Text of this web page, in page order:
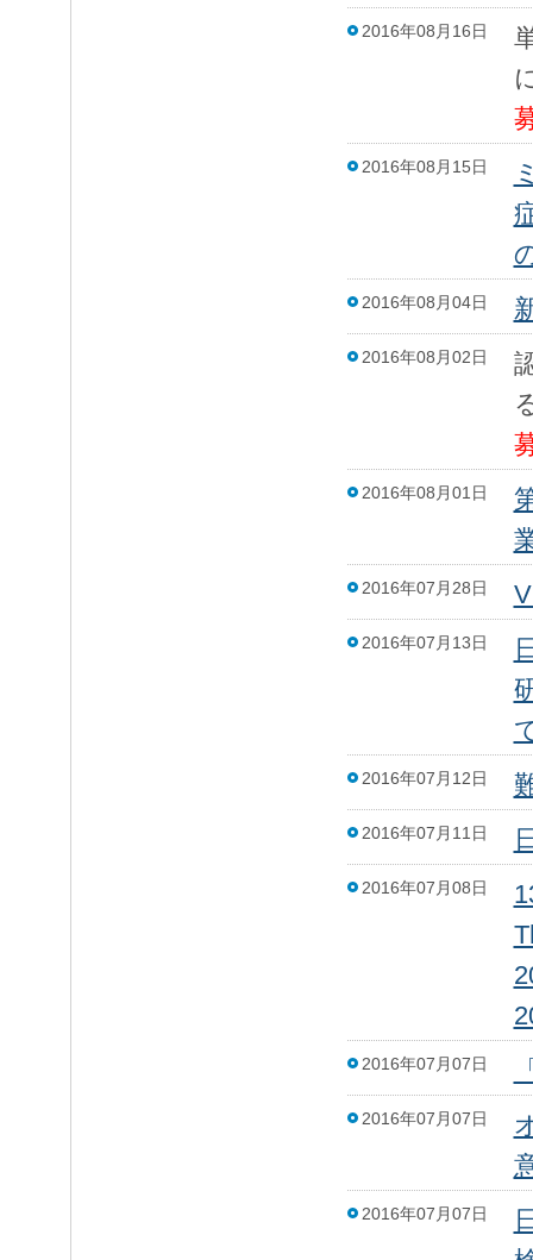
2016年08月16日
2016年08月15日
2016年08月04日
2016年08月02日
2016年08月01日
2016年07月28日
2016年07月13日
2016年07月12日
2016年07月11日
2016年07月08日
2016年07月07日
2016年07月07日
2016年07月07日